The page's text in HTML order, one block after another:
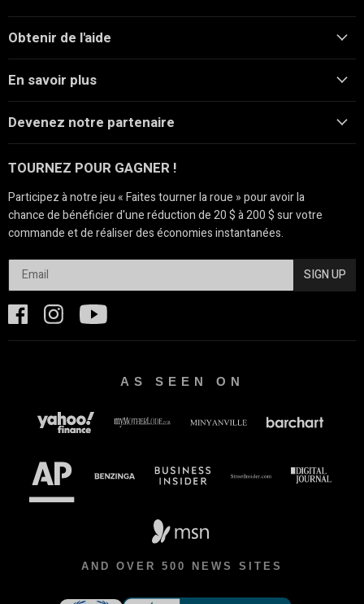
Obtenir de l'aide
En savoir plus
Devenez notre partenaire
TOURNEZ POUR GAGNER !
Participez à notre jeu « Faites tourner la roue » pour avoir la
chance de bénéficier d'une réduction de 20 $ à 200 $ sur votre
commande et de réaliser des économies instantanées.
SIGN UP
AS SEEN ON
AND OVER 500 NEWS SITES